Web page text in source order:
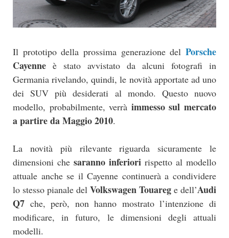
Il prototipo della prossima generazione del Porsche
Cayenne è stato avvistato da alcuni fotografi in
Germania rivelando, quindi, le novità apportate ad uno
dei SUV più desiderati al mondo. Questo nuovo
modello, probabilmente, verrà immesso sul mercato
a partire da Maggio 2010.
La novità più rilevante riguarda sicuramente le
dimensioni che saranno inferiori rispetto al modello
attuale anche se il Cayenne continuerà a condividere
lo stesso pianale del Volkswagen Touareg e dell’Audi
Q7 che, però, non hanno mostrato l’intenzione di
modificare, in futuro, le dimensioni degli attuali
modelli.